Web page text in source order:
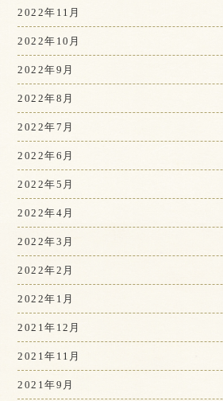
2022年11月
2022年10月
2022年9月
2022年8月
2022年7月
2022年6月
2022年5月
2022年4月
2022年3月
2022年2月
2022年1月
2021年12月
2021年11月
2021年9月